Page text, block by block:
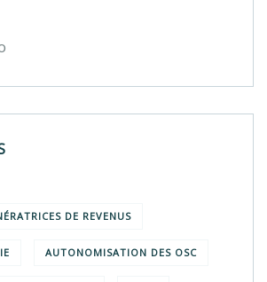
DE REVENUS
AUTONOMISATION DES OSC